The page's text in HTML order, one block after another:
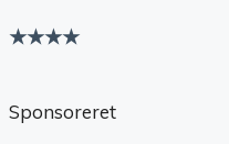
★★★★
Sponsoreret